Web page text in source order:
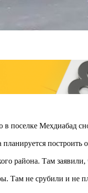
поселке Мехдиабад
построить
района. Там заявили,
Там не срубили и